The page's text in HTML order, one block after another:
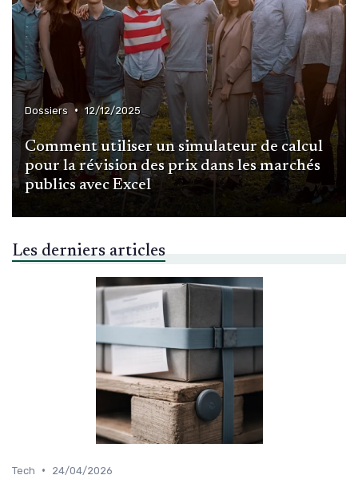
Dossiers • 12/12/2025
Comment utiliser un simulateur de calcul
pour la révision des prix dans les marchés
publics avec Excel
Les derniers articles
Tech • 24/04/2026